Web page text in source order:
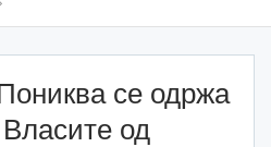
се одржа
од